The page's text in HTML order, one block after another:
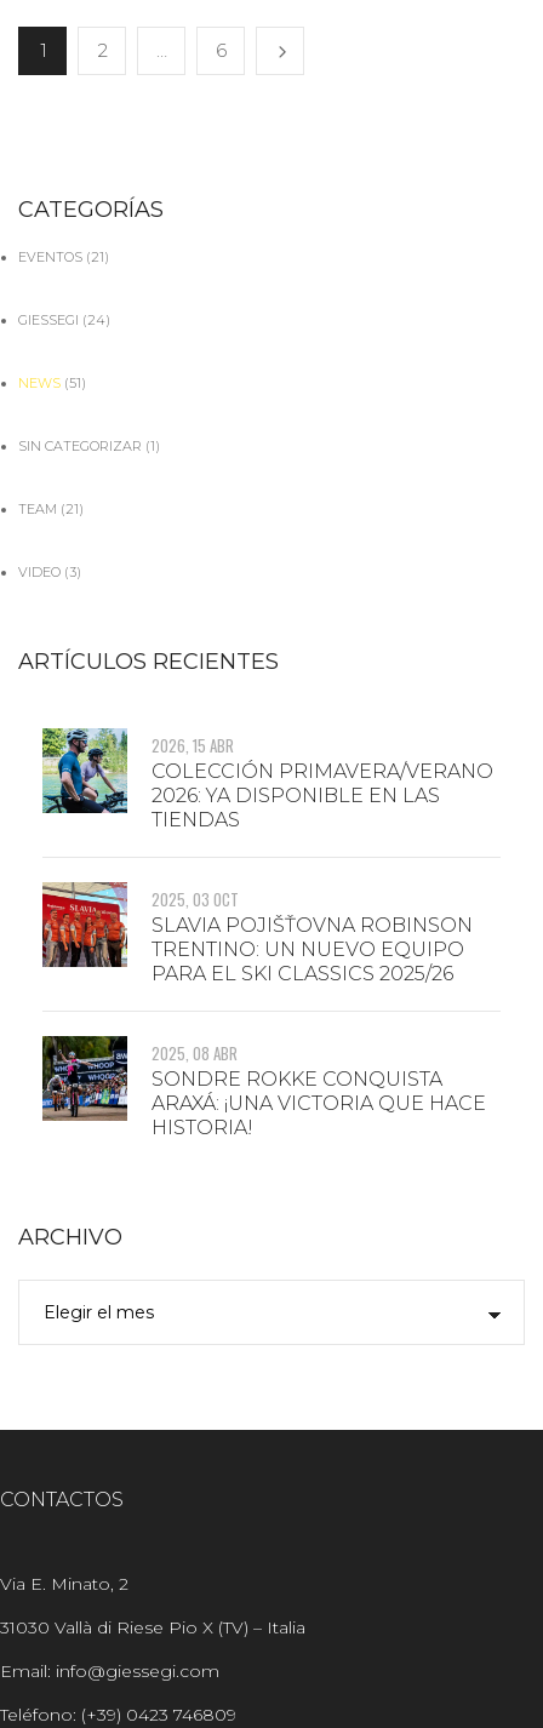
CATEGORÍAS
EVENTOS (21)
GIESSEGI (24)
NEWS (51)
SIN CATEGORIZAR (1)
TEAM (21)
VIDEO (3)
ARTÍCULOS RECIENTES
2026, 15 ABR
COLECCIÓN PRIMAVERA/VERANO
2026: YA DISPONIBLE EN LAS
TIENDAS
2025, 03 OCT
SLAVIA POJIŠŤOVNA ROBINSON
TRENTINO: UN NUEVO EQUIPO
PARA EL SKI CLASSICS 2025/26
2025, 08 ABR
SONDRE ROKKE CONQUISTA
ARAXÁ: ¡UNA VICTORIA QUE HACE
HISTORIA!
ARCHIVO
1 2 … 6
CONTACTOS
Via E. Minato, 2
31030 Vallà di Riese Pio X (TV) – Italia
Email: info@giessegi.com
Teléfono: (+39) 0423 746809